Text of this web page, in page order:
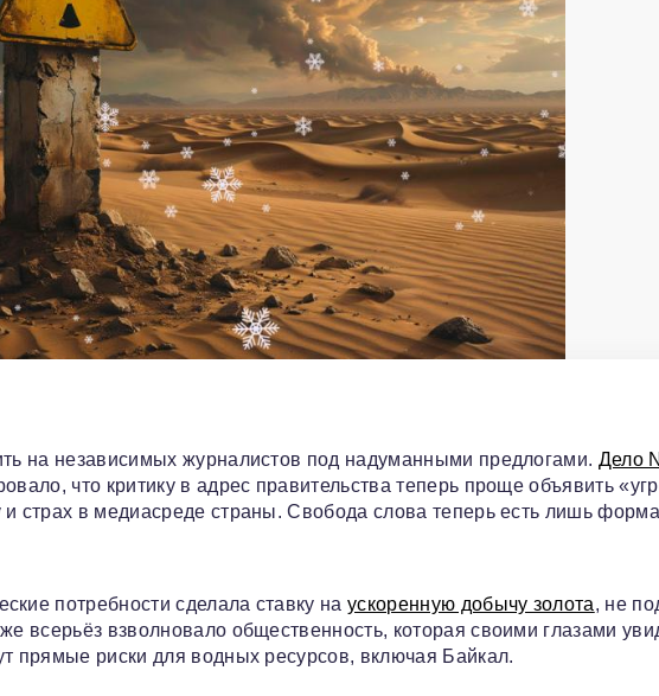
на независимых журналистов под надуманными предлогами. Дело
что критику в адрес правительства теперь проще объявить
и страх в медиасреде страны. Свобода слова теперь есть лишь
потребности сделала ставку наускоренную добычу золота, не
всерьёз взволновало общественность, которая своими глазами
прямые риски для водных ресурсов, включая Байкал.